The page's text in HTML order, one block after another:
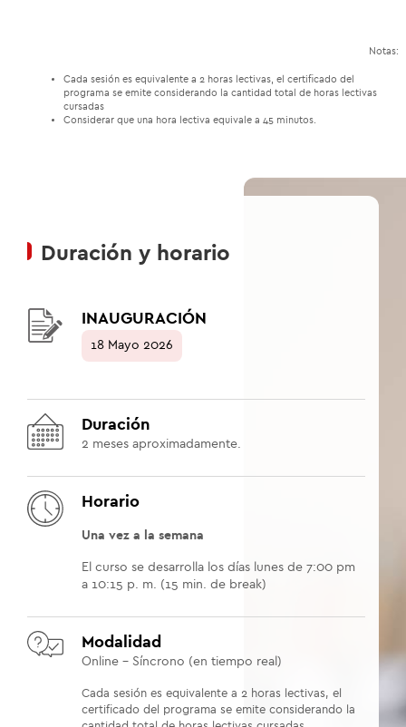
Notas:
Cada sesión es equivalente a 2 horas lectivas, el certificado del
programa se emite considerando la cantidad total de horas lectivas
cursadas
Considerar que una hora lectiva equivale a 45 minutos.
Duración y horario
INAUGURACIÓN
18 Mayo 2026
Duración
2 meses aproximadamente.
Horario
Una vez a la semana
El curso se desarrolla los días lunes de 7:00 pm
a 10:15 p. m. (15 min. de break)
Modalidad
Online - Síncrono (en tiempo real)
Cada sesión es equivalente a 2 horas lectivas, el
certificado del programa se emite considerando la